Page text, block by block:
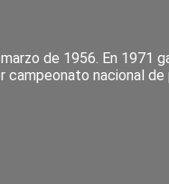
de 1956. En
campeonato nacional